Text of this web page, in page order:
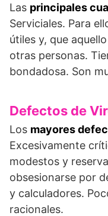
Las principales
Serviciales. Para
útiles y, que
otras personas.
bondadosa. Son
Defectos de
Los mayores
Excesivamente
modestos y
obsesionarse por
y calculadores.
racionales.